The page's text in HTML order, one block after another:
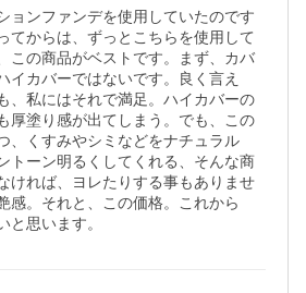
ョンファンデを使用していたのです
からは、ずっとこちらを使用して
この商品がベストです。まず、カバ
カバーではないです。良く言え
、私にはそれで満足。ハイカバーの
厚塗り感が出てしまう。でも、この
、くすみやシミなどをナチュラル
トーン明るくしてくれる、そんな商
ければ、ヨレたりする事もありませ
感。それと、この価格。これから
と思います。